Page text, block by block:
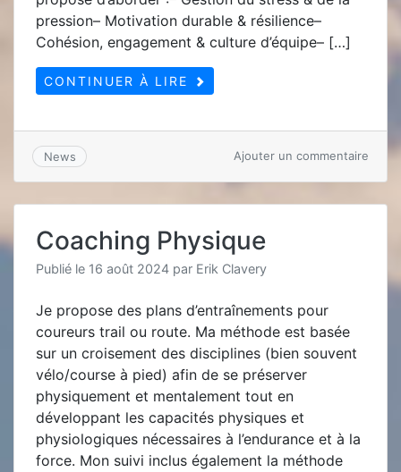
pression– Motivation durable & résilience–
Cohésion, engagement & culture d’équipe– […]
CONTINUER À LIRE
News Ajouter un commentaire
Coaching Physique
Publié le 16 août 2024 par Erik Clavery
Je propose des plans d’entraînements pour
coureurs trail ou route. Ma méthode est basée
sur un croisement des disciplines (bien souvent
vélo/course à pied) afin de se préserver
physiquement et mentalement tout en
développant les capacités physiques et
physiologiques nécessaires à l’endurance et à la
force. Mon suivi inclus également la méthode